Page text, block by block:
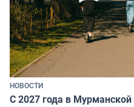
НОВОСТИ
С 2027 года в Мурманской